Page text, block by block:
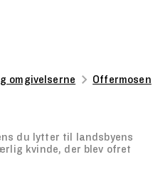
omgivelserne Offermosen
du lytter til landsbyens
kvinde, der blev ofret